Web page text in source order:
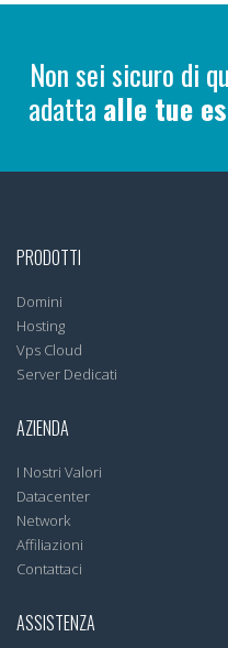
Non sei sicuro di
adatta alle tue
PRODOTTI
Domini
Hosting
Vps Cloud
Server Dedicati
AZIENDA
I Nostri Valori
Datacenter
Network
Affiliazioni
Contattaci
ASSISTENZA